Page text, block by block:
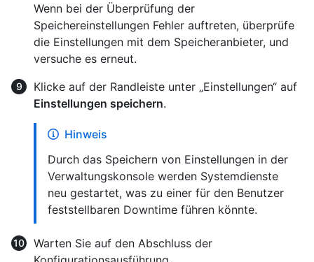
Wenn bei der Überprüfung der
Speichereinstellungen Fehler auftreten, überprüfe
die Einstellungen mit dem Speicheranbieter, und
versuche es erneut.
Klicke auf der Randleiste unter „Einstellungen“ auf
Einstellungen speichern.
Hinweis
Durch das Speichern von Einstellungen in der
Verwaltungskonsole werden Systemdienste
neu gestartet, was zu einer für den Benutzer
feststellbaren Downtime führen könnte.
Warten Sie auf den Abschluss der